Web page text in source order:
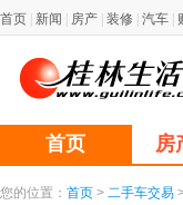
首页 新闻 房产 装修 汽车
首页 房
您的位置： 首页 > 二手车交易